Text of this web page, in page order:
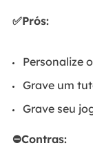
✅Prós:
Personalize
Grave um
Grave seu
⛔Contras: